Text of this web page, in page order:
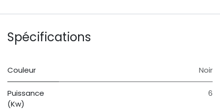
Spécifications
Couleur Noir
Puissance
(Kw)
6